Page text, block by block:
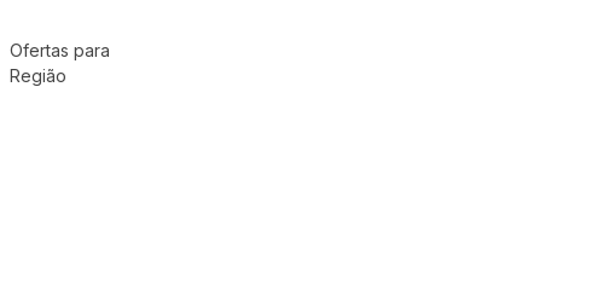
Ofertas para
Região